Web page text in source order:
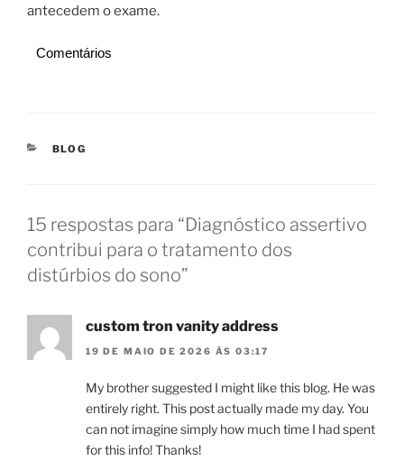
antecedem o exame.
Comentários
CATEGORIAS
BLOG
15 respostas para “Diagnóstico assertivo
contribui para o tratamento dos
distúrbios do sono”
custom tron vanity address
19 DE MAIO DE 2026 ÀS 03:17
My brother suggested I might like this blog. He was
entirely right. This post actually made my day. You
can not imagine simply how much time I had spent
for this info! Thanks!